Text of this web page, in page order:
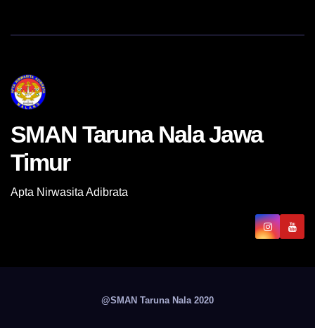
SMAN Taruna Nala Jawa
Timur
Apta Nirwasita Adibrata
@SMAN Taruna Nala 2020